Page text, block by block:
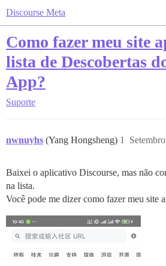
Discourse Meta
Como fazer meu site
lista de Descobertas
App?
Suporte
nwnuyhs (Yang Hongsheng) 1
Baixei o aplicativo Discourse, mas não
na lista.
Você pode me dizer como fazer meu site